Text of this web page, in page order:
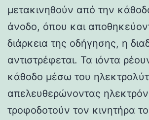
μετακινηθούν από την
άνοδο, όπου και
διάρκεια της οδήγησης, η
αντιστρέφεται. Τα ιόντα
κάθοδο μέσω του
απελευθερώνοντας
τροφοδοτούν τον κινητήρα